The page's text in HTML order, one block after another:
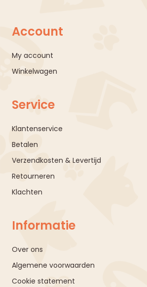
Account
My account
Winkelwagen
Service
Klantenservice
Betalen
Verzendkosten & Levertijd
Retourneren
Klachten
Informatie
Over ons
Algemene voorwaarden
Cookie statement